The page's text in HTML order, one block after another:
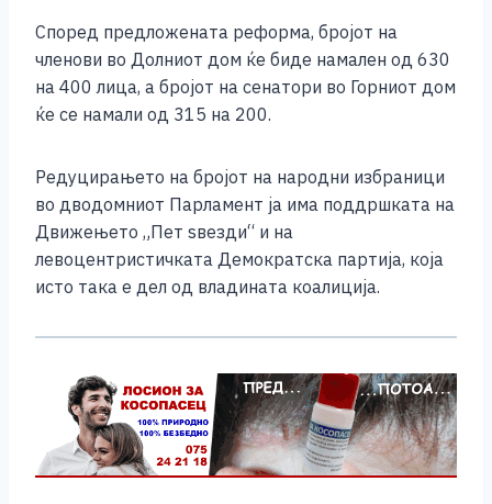
o
k
er p k
Според предложената реформа, бројот на
членови во Долниот дом ќе биде намален од 630
на 400 лица, а бројот на сенатори во Горниот дом
ќе се намали од 315 на 200.
Редуцирањето на бројот на народни избраници
во дводомниот Парламент ја има поддршката на
Движењето „Пет ѕвезди“ и на
левоцентристичката Демократска партија, која
исто така е дел од владината коалиција.